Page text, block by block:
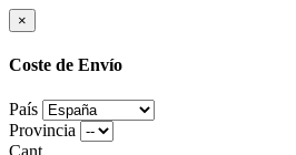
×
Coste de Envío
País
Provincia
Cant.